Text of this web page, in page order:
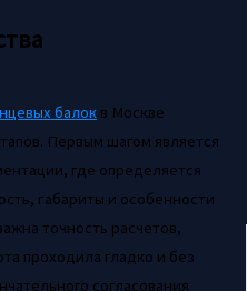
балокв Москве
Первым шагом является
где определяется
габариты и особенности
точность расчетов,
проходила гладко и без
согласования